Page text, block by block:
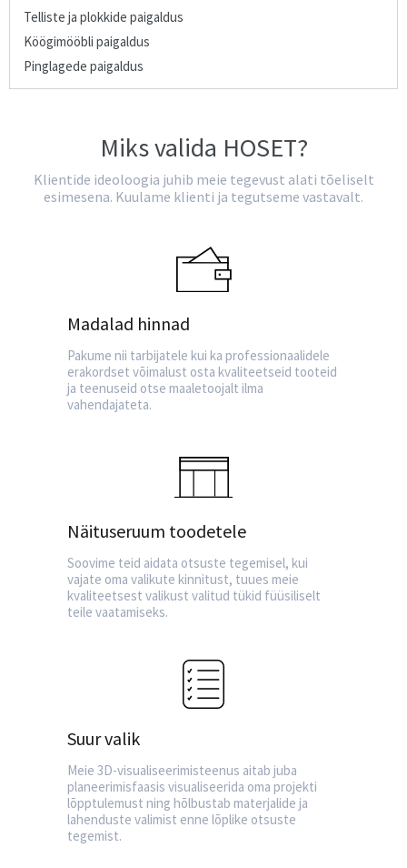
Telliste ja plokkide paigaldus
Köögimööbli paigaldus
Pinglagede paigaldus
Miks valida HOSET?
Klientide ideoloogia juhib meie tegevust alati tõeliselt
esimesena. Kuulame klienti ja tegutseme vastavalt.
Madalad hinnad
Pakume nii tarbijatele kui ka professionaalidele
erakordset võimalust osta kvaliteetseid tooteid
ja teenuseid otse maaletoojalt ilma
vahendajateta.
Näituseruum toodetele
Soovime teid aidata otsuste tegemisel, kui
vajate oma valikute kinnitust, tuues meie
kvaliteetsest valikust valitud tükid füüsiliselt
teile vaatamiseks.
Suur valik
Meie 3D-visualiseerimisteenus aitab juba
planeerimisfaasis visualiseerida oma projekti
lõpptulemust ning hõlbustab materjalide ja
lahenduste valimist enne lõplike otsuste
tegemist.